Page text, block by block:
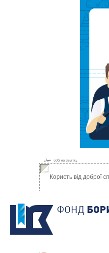
Користь від доброї
ФОНД